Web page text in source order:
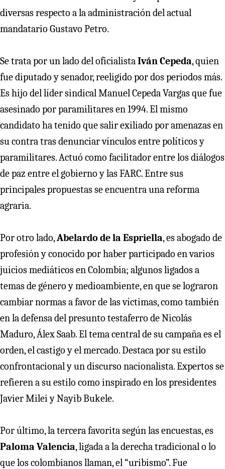
diversas respecto a la administración del actual
mandatario Gustavo Petro.
Se trata por un lado del oficialista Iván Cepeda, quien
fue diputado y senador, reeligido por dos periodos más.
Es hijo del líder sindical Manuel Cepeda Vargas que fue
asesinado por paramilitares en 1994. El mismo
candidato ha tenido que salir exiliado por amenazas en
su contra tras denunciar vínculos entre políticos y
paramilitares. Actuó como facilitador entre los diálogos
de paz entre el gobierno y las FARC. Entre sus
principales propuestas se encuentra una reforma
agraria.
Por otro lado,Abelardo de la Espriella, es abogado de
profesión y conocido por haber participado en varios
juicios mediáticos en Colombia; algunos ligados a
temas de género y medioambiente, en que se lograron
cambiar normas a favor de las víctimas, como también
en la defensa del presunto testaferro de Nicolás
Maduro, Álex Saab. El tema central de su campaña es el
orden, el castigo y el mercado. Destaca por su estilo
confrontacional y un discurso nacionalista. Expertos se
refieren a su estilo como inspirado en los presidentes
Javier Milei y Nayib Bukele.
Por último, la tercera favorita según las encuestas, es
Paloma Valencia, ligada a la derecha tradicional o lo
que los colombianos llaman, el “uribismo”. Fue